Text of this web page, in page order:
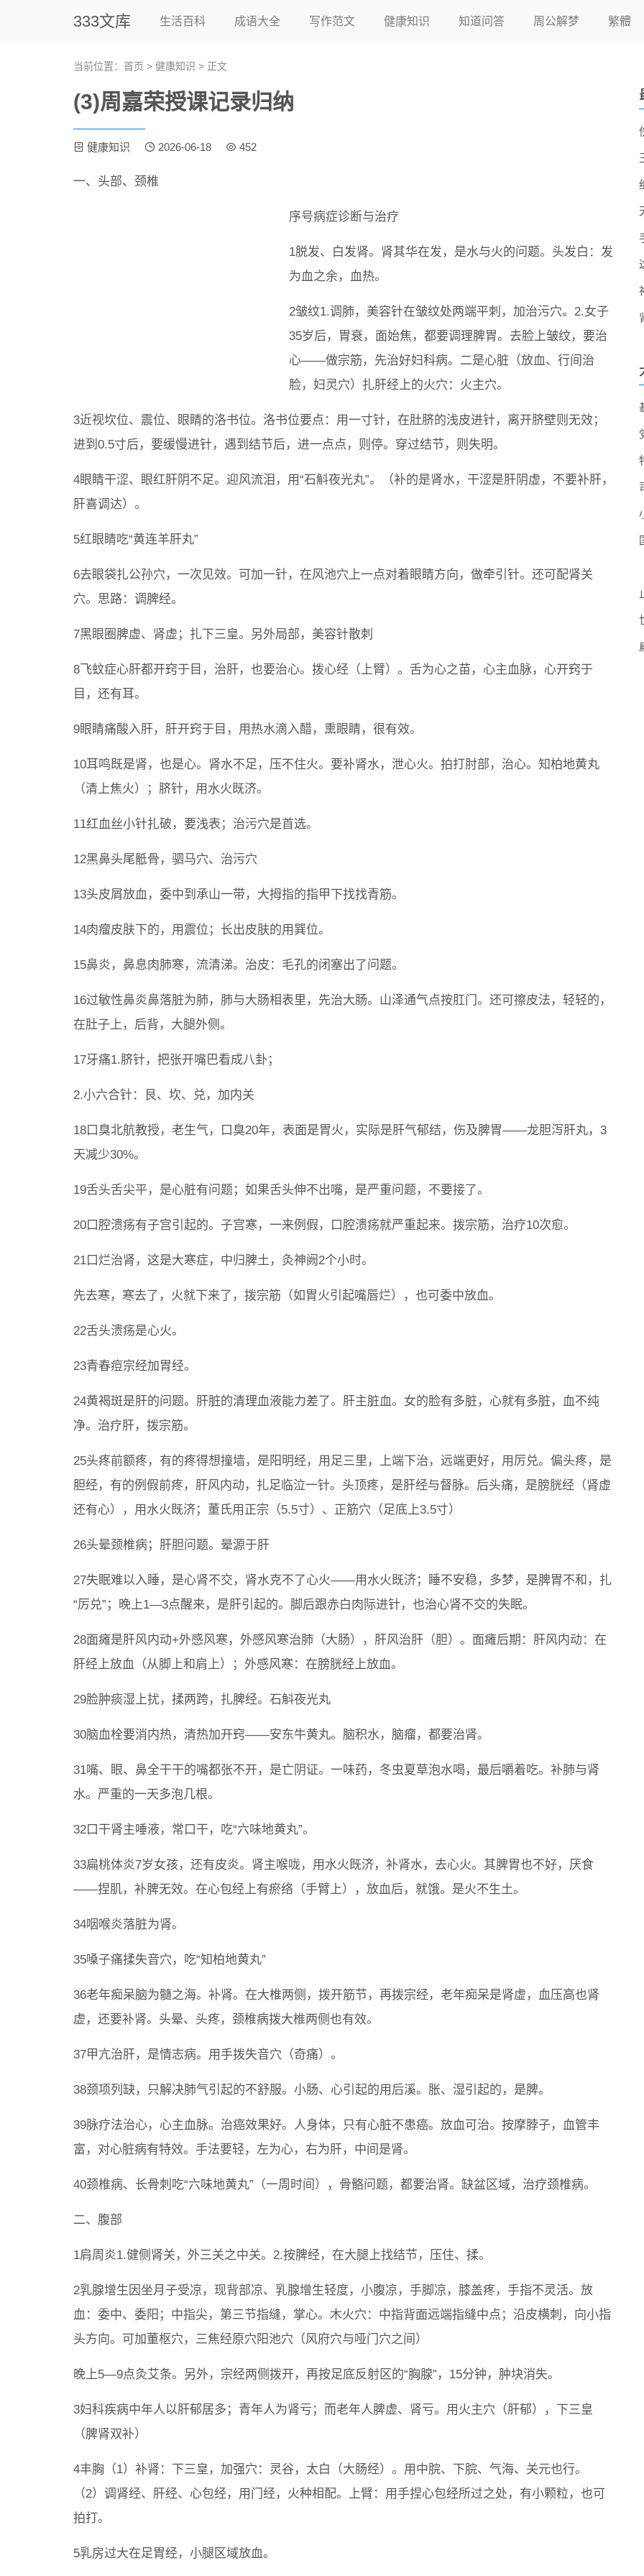
333文库 生活百科 成语大全 写作范文 健康知识 知道问答 周公解梦 繁體
当前位置： 首页 > 健康知识 > 正文
(3)周嘉荣授课记录归纳
健康知识 2026-06-18 452
一、头部、颈椎
序号病症诊断与治疗
1脱发、白发肾。肾其华在发，是水与火的问题。头发白：发
为血之余，血热。
2皱纹1.调肺，美容针在皱纹处两端平刺，加治污穴。2.女子
35岁后，胃衰，面始焦，都要调理脾胃。去脸上皱纹，要治
心——做宗筋，先治好妇科病。二是心脏（放血、行间治
脸，妇灵穴）扎肝经上的火穴：火主穴。
3近视坎位、震位、眼睛的洛书位。洛书位要点：用一寸针，在肚脐的浅皮进针，离开脐壁则无效；
进到0.5寸后，要缓慢进针，遇到结节后，进一点点，则停。穿过结节，则失明。
4眼睛干涩、眼红肝阴不足。迎风流泪，用“石斛夜光丸”。（补的是肾水，干涩是肝阴虚，不要补肝，
肝喜调达）。
5红眼睛吃“黄连羊肝丸”
6去眼袋扎公孙穴，一次见效。可加一针，在风池穴上一点对着眼睛方向，做牵引针。还可配肾关
穴。思路：调脾经。
7黑眼圈脾虚、肾虚；扎下三皇。另外局部，美容针散刺
8飞蚊症心肝都开窍于目，治肝，也要治心。拨心经（上臂）。舌为心之苗，心主血脉，心开窍于
目，还有耳。
9眼睛痛酸入肝，肝开窍于目，用热水滴入醋，熏眼睛，很有效。
10耳鸣既是肾，也是心。肾水不足，压不住火。要补肾水，泄心火。拍打肘部，治心。知柏地黄丸
（清上焦火）；脐针，用水火既济。
11红血丝小针扎破，要浅表；治污穴是首选。
12黑鼻头尾骶骨，驷马穴、治污穴
13头皮屑放血，委中到承山一带，大拇指的指甲下找找青筋。
14肉瘤皮肤下的，用震位；长出皮肤的用巽位。
15鼻炎，鼻息肉肺寒，流清涕。治皮：毛孔的闭塞出了问题。
16过敏性鼻炎鼻落脏为肺，肺与大肠相表里，先治大肠。山泽通气点按肛门。还可擦皮法，轻轻的，
在肚子上，后背，大腿外侧。
17牙痛1.脐针，把张开嘴巴看成八卦；
2.小六合针：艮、坎、兑，加内关
18口臭北航教授，老生气，口臭20年，表面是胃火，实际是肝气郁结，伤及脾胃——龙胆泻肝丸，3
天减少30%。
19舌头舌尖平，是心脏有问题；如果舌头伸不出嘴，是严重问题，不要接了。
20口腔溃疡有子宫引起的。子宫寒，一来例假，口腔溃疡就严重起来。拨宗筋，治疗10次愈。
21口烂治肾，这是大寒症，中归脾土，灸神阙2个小时。
先去寒，寒去了，火就下来了，拨宗筋（如胃火引起嘴唇烂），也可委中放血。
22舌头溃疡是心火。
23青春痘宗经加胃经。
24黄褐斑是肝的问题。肝脏的清理血液能力差了。肝主脏血。女的脸有多脏，心就有多脏，血不纯
净。治疗肝，拨宗筋。
25头疼前额疼，有的疼得想撞墙，是阳明经，用足三里，上端下治，远端更好，用厉兑。偏头疼，是
胆经，有的例假前疼，肝风内动，扎足临泣一针。头顶疼，是肝经与督脉。后头痛，是膀胱经（肾虚
还有心），用水火既济；董氏用正宗（5.5寸）、正筋穴（足底上3.5寸）
26头晕颈椎病；肝胆问题。晕源于肝
27失眠难以入睡，是心肾不交，肾水克不了心火——用水火既济；睡不安稳，多梦，是脾胃不和，扎
“厉兑”；晚上1—3点醒来，是肝引起的。脚后跟赤白肉际进针，也治心肾不交的失眠。
28面瘫是肝风内动+外感风寒，外感风寒治肺（大肠），肝风治肝（胆）。面瘫后期：肝风内动：在
肝经上放血（从脚上和肩上）；外感风寒：在膀胱经上放血。
29脸肿痰湿上扰，揉两跨，扎脾经。石斛夜光丸
30脑血栓要消内热，清热加开窍——安东牛黄丸。脑积水，脑瘤，都要治肾。
31嘴、眼、鼻全干干的嘴都张不开，是亡阴证。一味药，冬虫夏草泡水喝，最后嚼着吃。补肺与肾
水。严重的一天多泡几根。
32口干肾主唾液，常口干，吃“六味地黄丸”。
33扁桃体炎7岁女孩，还有皮炎。肾主喉咙，用水火既济，补肾水，去心火。其脾胃也不好，厌食
——捏肌，补脾无效。在心包经上有瘀络（手臂上），放血后，就饿。是火不生土。
34咽喉炎落脏为肾。
35嗓子痛揉失音穴，吃“知柏地黄丸”
36老年痴呆脑为髓之海。补肾。在大椎两侧，拨开筋节，再拨宗经，老年痴呆是肾虚，血压高也肾
虚，还要补肾。头晕、头疼，颈椎病拨大椎两侧也有效。
37甲亢治肝，是情志病。用手拨失音穴（奇痛）。
38颈项列缺，只解决肺气引起的不舒服。小肠、心引起的用后溪。胀、湿引起的，是脾。
39脉疗法治心，心主血脉。治癌效果好。人身体，只有心脏不患癌。放血可治。按摩脖子，血管丰
富，对心脏病有特效。手法要轻，左为心，右为肝，中间是肾。
40颈椎病、长骨刺吃“六味地黄丸”（一周时间），骨骼问题，都要治肾。缺盆区域，治疗颈椎病。
二、腹部
1肩周炎1.健侧肾关，外三关之中关。2.按脾经，在大腿上找结节，压住、揉。
2乳腺增生因坐月子受凉，现背部凉、乳腺增生轻度，小腹凉，手脚凉，膝盖疼，手指不灵活。放
血：委中、委阳；中指尖，第三节指缝，掌心。木火穴：中指背面远端指缝中点；沿皮横刺，向小指
头方向。可加董枢穴，三焦经原穴阳池穴（风府穴与哑门穴之间）
晚上5—9点灸艾条。另外，宗经两侧拨开，再按足底反射区的“胸腺”，15分钟，肿块消失。
3妇科疾病中年人以肝郁居多；青年人为肾亏；而老年人脾虚、肾亏。用火主穴（肝郁），下三皇
（脾肾双补）
4丰胸（1）补肾：下三皇，加强穴：灵谷，太白（大肠经）。用中脘、下脘、气海、关元也行。
（2）调肾经、肝经、心包经，用门经，火种相配。上臂：用手捏心包经所过之处，有小颗粒，也可
拍打。
5乳房过大在足胃经，小腿区域放血。